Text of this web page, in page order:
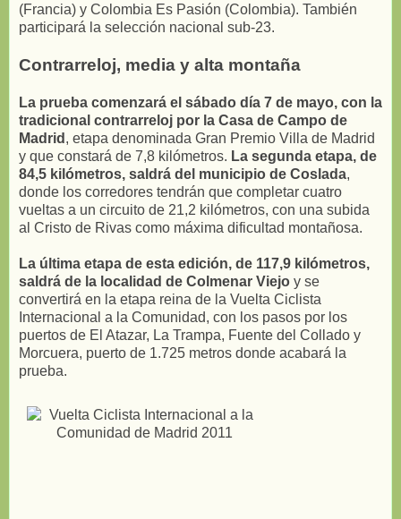
(Francia) y Colombia Es Pasión (Colombia). También
participará la selección nacional sub-23.
Contrarreloj, media y alta montaña
La prueba comenzará el sábado día 7 de mayo, con la
tradicional contrarreloj por la Casa de Campo de
Madrid , etapa denominada Gran Premio Villa de Madrid
y que constará de 7,8 kilómetros. La segunda etapa, de
84,5 kilómetros, saldrá del municipio de Coslada,
donde los corredores tendrán que completar cuatro
vueltas a un circuito de 21,2 kilómetros, con una subida
al Cristo de Rivas como máxima dificultad montañosa.
La última etapa de esta edición, de 117,9 kilómetros,
saldrá de la localidad de Colmenar Viejo y se
convertirá en la etapa reina de la Vuelta Ciclista
Internacional a la Comunidad, con los pasos por los
puertos de El Atazar, La Trampa, Fuente del Collado y
Morcuera, puerto de 1.725 metros donde acabará la
prueba.